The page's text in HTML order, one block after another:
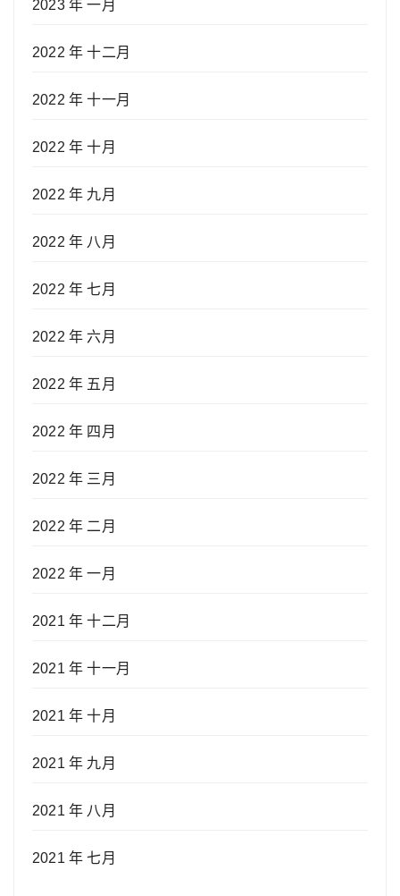
2023 年 一月
2022 年 十二月
2022 年 十一月
2022 年 十月
2022 年 九月
2022 年 八月
2022 年 七月
2022 年 六月
2022 年 五月
2022 年 四月
2022 年 三月
2022 年 二月
2022 年 一月
2021 年 十二月
2021 年 十一月
2021 年 十月
2021 年 九月
2021 年 八月
2021 年 七月